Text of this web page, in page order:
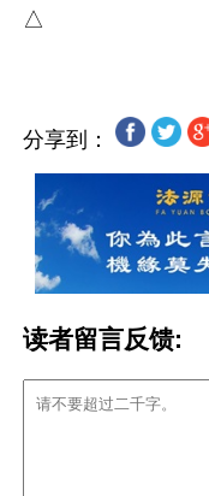
分享到：
读者留言反馈: